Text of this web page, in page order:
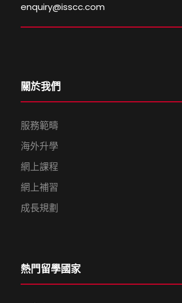
enquiry@isscc.com
關於我們
服務範疇
海外升學
網上課程
網上補習
成長規劃
熱門留學國家